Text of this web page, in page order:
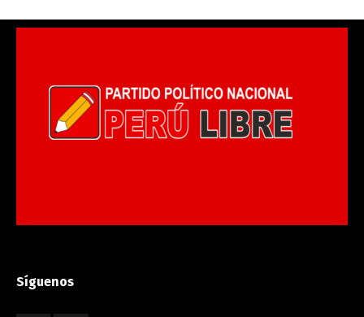
Síguenos